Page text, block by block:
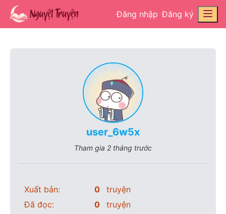
Đăng nhập Đăng ký
user_6w5x
Tham gia 2 tháng trước
Xuất bản: 0
truyện
Đã đọc:
0
truyện